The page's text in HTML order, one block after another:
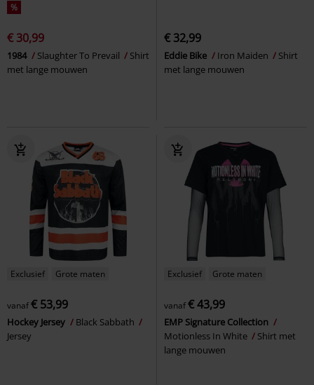
%
€ 30,99
1984 Slaughter To Prevail
Shirt
met lange mouwen
€ 32,99
Eddie Bike Iron Maiden
Shirt
met lange mouwen
Exclusief Grote maten
vanaf€ 53,99
Hockey Jersey
Black Sabbath
Jersey
Exclusief Grote maten
vanaf€ 43,99
EMP Signature Collection
Motionless In White
Shirt met
lange mouwen